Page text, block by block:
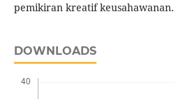
pemikiran kreatif keusahawanan.
DOWNLOADS